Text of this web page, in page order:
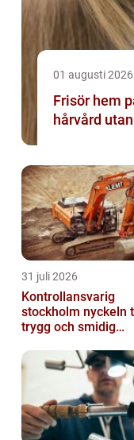
01 augusti 2026
Frisör hem på
hårvård
31 juli 2026
Kontrollansvarig
stockholm nyckeln till en
trygg och smidig